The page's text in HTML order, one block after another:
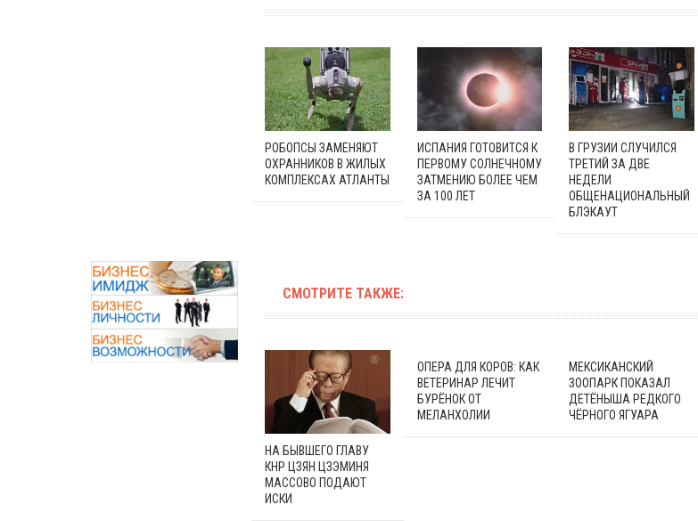
РОБОПСЫ ЗАМЕНЯЮТ
ОХРАННИКОВ В ЖИЛЫХ
КОМПЛЕКСАХ АТЛАНТЫ
ИСПАНИЯ ГОТОВИТСЯ К
ПЕРВОМУ СОЛНЕЧНОМУ
ЗАТМЕНИЮ БОЛЕЕ ЧЕМ
ЗА 100 ЛЕТ
В ГРУЗИИ СЛУЧИЛСЯ
ТРЕТИЙ ЗА ДВЕ
НЕДЕЛИ
ОБЩЕНАЦИОНАЛЬНЫЙ
БЛЭКАУТ
СМОТРИТЕ ТАКЖЕ:
НА БЫВШЕГО ГЛАВУ
КНР ЦЗЯН ЦЗЭМИНЯ
МАССОВО ПОДАЮТ
ИСКИ
ОПЕРА ДЛЯ КОРОВ: КАК
ВЕТЕРИНАР ЛЕЧИТ
БУРЁНОК ОТ
МЕЛАНХОЛИИ
МЕКСИКАНСКИЙ
ЗООПАРК ПОКАЗАЛ
ДЕТЁНЫША РЕДКОГО
ЧЁРНОГО ЯГУАРА